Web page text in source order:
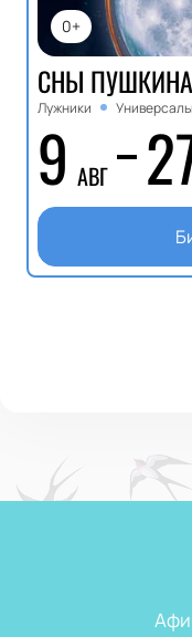
0+
СНЫ ПУШКИНА
Лужники
9 АВГ